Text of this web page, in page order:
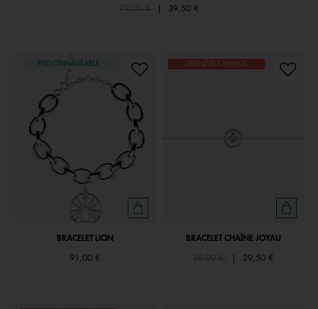
Price reduced from
39,50 €
PERSONNALISABLE
BRACELET LION
91,00 €
DERNIÈRE CHANCE
BRACELET CHAÎNE JOYAU
Price reduced from
59,00 € 29,50 €